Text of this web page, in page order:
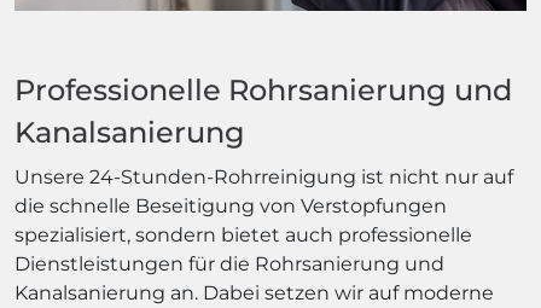
Professionelle Rohrsanierung und
Kanalsanierung
Unsere 24-Stunden-Rohrreinigung ist nicht nur auf
die schnelle Beseitigung von Verstopfungen
spezialisiert, sondern bietet auch professionelle
Dienstleistungen für die Rohrsanierung und
Kanalsanierung an. Dabei setzen wir auf moderne